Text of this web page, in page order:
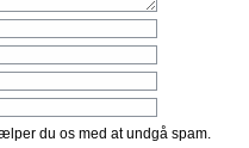
du os med at undgå spam.